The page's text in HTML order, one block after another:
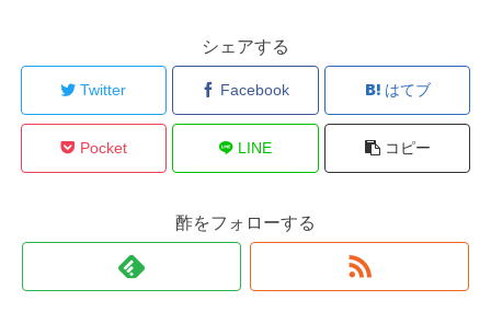
シェアする
Twitter Facebook はてブ
Pocket LINE コピー
酢をフォローする